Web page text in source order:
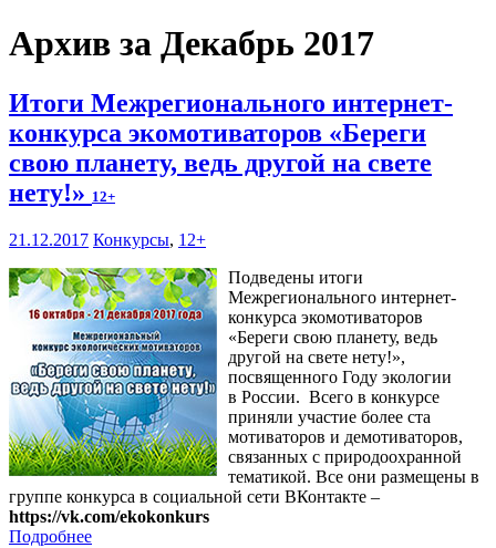
Архив за Декабрь 2017
Итоги Межрегионального интернет-
конкурса экомотиваторов «Береги
свою планету, ведь другой на свете
нету!» 12+
21.12.2017 Конкурсы, 12+
Подведены итоги
Межрегионального интернет-
конкурса экомотиваторов
«Береги свою планету, ведь
другой на свете нету!»,
посвященного Году экологии
в России. Всего в конкурсе
приняли участие более ста
мотиваторов и демотиваторов,
связанных с природоохранной
тематикой. Все они размещены в
группе конкурса в социальной сети ВКонтакте –
https://vk.com/ekokonkurs
Подробнее